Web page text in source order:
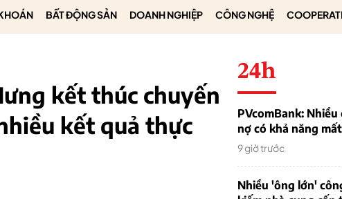
BẤT ĐỘNG SẢN DOANH NGHIỆP CÔNG NGHỆ
kết thúc chuyến
kết quả thực
24h
PVcomBank:
nợ có khả năng
9 giờ trước
Nhiều 'ông lớn'